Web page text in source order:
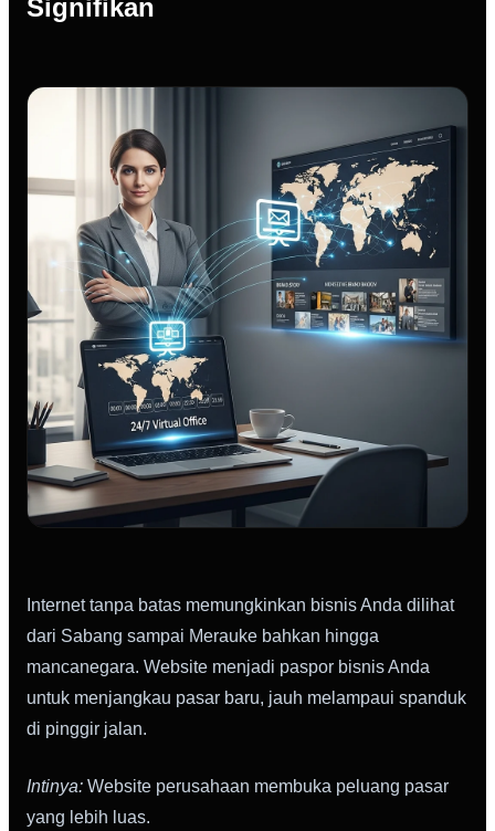
Signifikan
Internet tanpa batas memungkinkan bisnis Anda dilihat
dari Sabang sampai Merauke bahkan hingga
mancanegara. Website menjadi paspor bisnis Anda
untuk menjangkau pasar baru, jauh melampaui spanduk
di pinggir jalan.
Intinya: Website perusahaan membuka peluang pasar
yang lebih luas.